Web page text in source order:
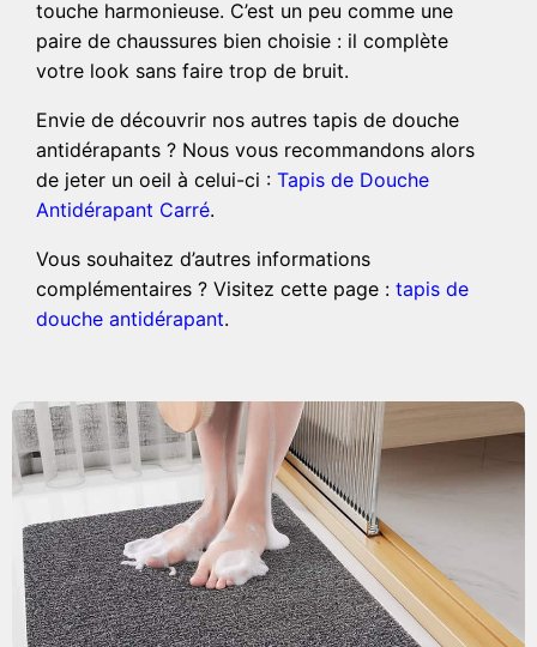
touche harmonieuse. C’est un peu comme une
paire de chaussures bien choisie : il complète
votre look sans faire trop de bruit.
Envie de découvrir nos autres tapis de douche
antidérapants ? Nous vous recommandons alors
de jeter un oeil à celui-ci : Tapis de Douche
Antidérapant Carré.
Vous souhaitez d’autres informations
complémentaires ? Visitez cette page : tapis de
douche antidérapant.